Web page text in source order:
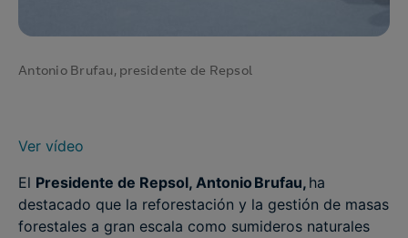
Antonio Brufau, presidente de Repsol
Ver vídeo
El Presidente de Repsol, Antonio Brufau, ha
destacado que la reforestación y la gestión de masas
forestales a gran escala como sumideros naturales